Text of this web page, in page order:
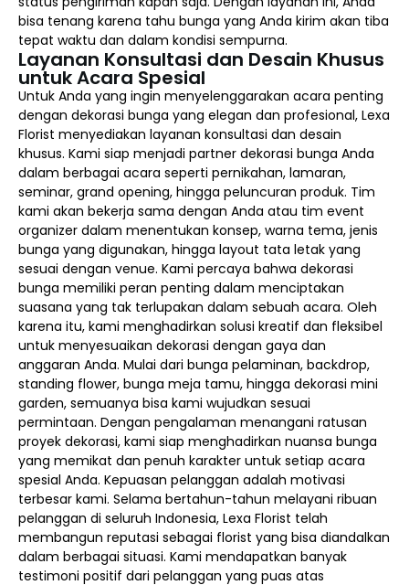
bisa tenang karena tahu bunga yang Anda kirim akan tiba
tepat waktu dan dalam kondisi sempurna.
Layanan Konsultasi dan Desain Khusus
untuk Acara Spesial
Untuk Anda yang ingin menyelenggarakan acara penting
dengan dekorasi bunga yang elegan dan profesional, Lexa
Florist menyediakan layanan konsultasi dan desain
khusus. Kami siap menjadi partner dekorasi bunga Anda
dalam berbagai acara seperti pernikahan, lamaran,
seminar, grand opening, hingga peluncuran produk. Tim
kami akan bekerja sama dengan Anda atau tim event
organizer dalam menentukan konsep, warna tema, jenis
bunga yang digunakan, hingga layout tata letak yang
sesuai dengan venue. Kami percaya bahwa dekorasi
bunga memiliki peran penting dalam menciptakan
suasana yang tak terlupakan dalam sebuah acara. Oleh
karena itu, kami menghadirkan solusi kreatif dan fleksibel
untuk menyesuaikan dekorasi dengan gaya dan
anggaran Anda. Mulai dari bunga pelaminan, backdrop,
standing flower, bunga meja tamu, hingga dekorasi mini
garden, semuanya bisa kami wujudkan sesuai
permintaan. Dengan pengalaman menangani ratusan
proyek dekorasi, kami siap menghadirkan nuansa bunga
yang memikat dan penuh karakter untuk setiap acara
spesial Anda. Kepuasan pelanggan adalah motivasi
terbesar kami. Selama bertahun-tahun melayani ribuan
pelanggan di seluruh Indonesia, Lexa Florist telah
membangun reputasi sebagai florist yang bisa diandalkan
dalam berbagai situasi. Kami mendapatkan banyak
testimoni positif dari pelanggan yang puas atas